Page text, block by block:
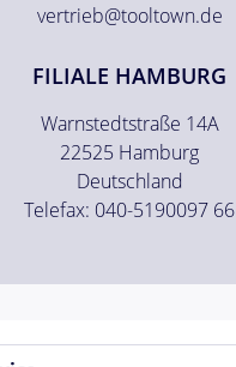
vertrieb@tooltown.de
FILIALE HAMBURG
Warnstedtstraße 14A
22525 Hamburg
Deutschland
Telefax: 040-5190097 66